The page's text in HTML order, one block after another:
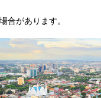
合があります。